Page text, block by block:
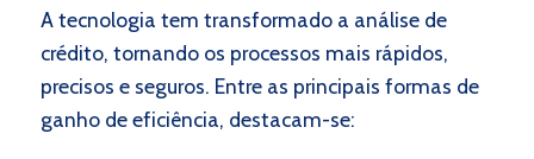
A tecnologia tem transformado a análise de
crédito, tornando os processos mais rápidos,
precisos e seguros. Entre as principais formas de
ganho de eficiência, destacam-se: